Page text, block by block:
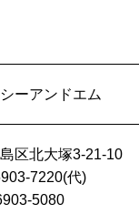
ーアンドエム
区北大塚3-21-10
7220(代)
5080